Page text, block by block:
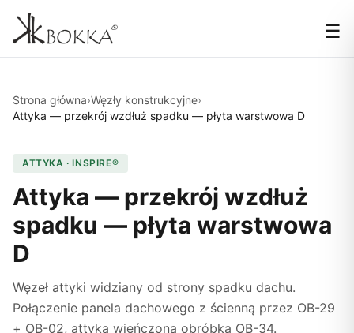
☰
Strona główna›Węzły konstrukcyjne›
Attyka — przekrój wzdłuż spadku — płyta warstwowa D
ATTYKA · INSPIRE®
Attyka — przekrój wzdłuż
spadku — płyta warstwowa
D
Węzeł attyki widziany od strony spadku dachu.
Połączenie panela dachowego z ścienną przez OB-29
+ OB-02, attyka wieńczona obróbką OB-34.